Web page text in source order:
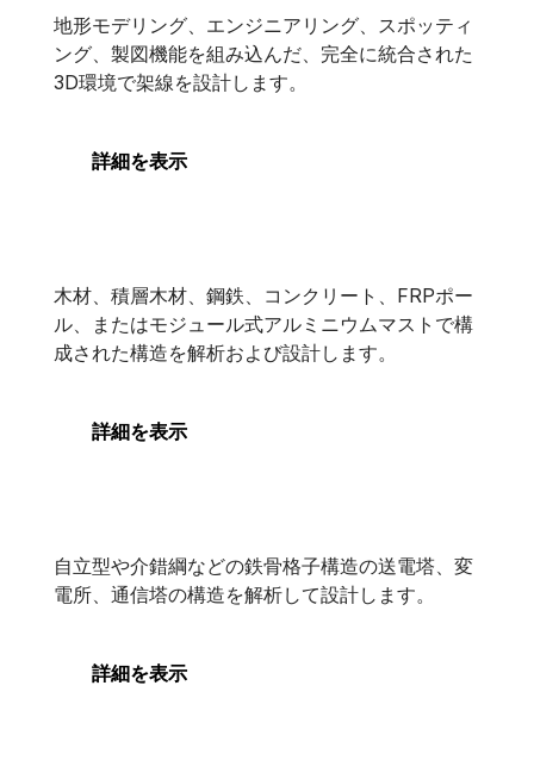
PLS-CADD
地形モデリング、エンジニアリング、スポッティ
ング、製図機能を組み込んだ、完全に統合された
3D環境で架線を設計します。
詳細を表示
PLS-POLE
木材、積層木材、鋼鉄、コンクリート、FRPポー
ル、またはモジュール式アルミニウムマストで構
成された構造を解析および設計します。
詳細を表示
タワー
自立型や介錯綱などの鉄骨格子構造の送電塔、変
電所、通信塔の構造を解析して設計します。
詳細を表示